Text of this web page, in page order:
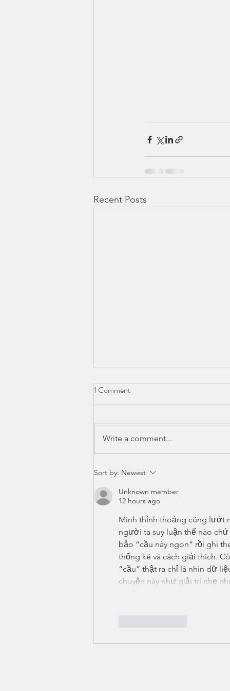
Recent Posts
BAA County Championships
1 Comment
Write a comment...
Sort by: Newest
Unknown member
12 hours ago
Mình thỉnh thoảng cũng lướt
người ta suy luận thế nào
bảo “cầu này ngon” rồi ghi
thống kê và cách giải thích.
“cầu” thật ra chỉ là nhìn dữ
chuyện này như giải trí nhẹ